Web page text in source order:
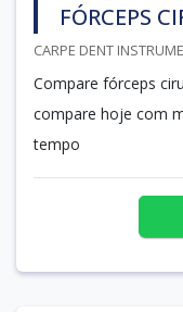
FÓRCEPS
CARPE DENT
Compare fórceps
compare hoje com
tempo